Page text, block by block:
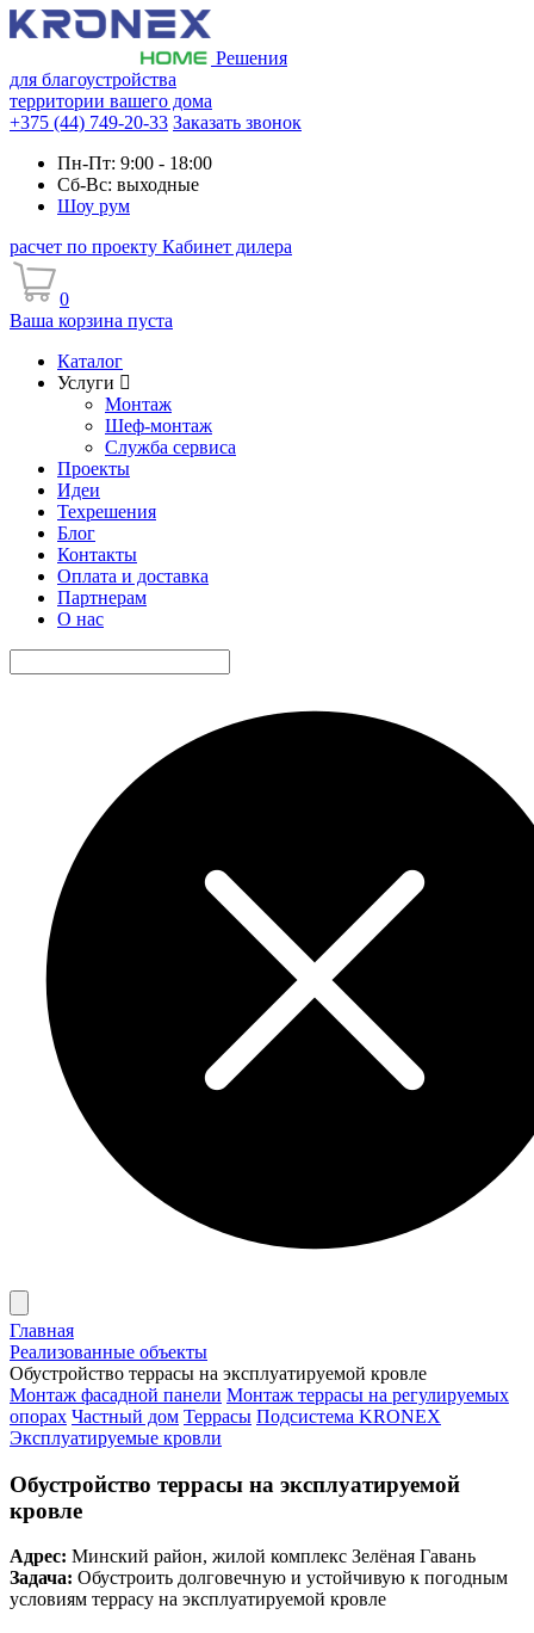
Решения
для благоустройства
территории вашего дома
+375 (44) 749-20-33 Заказать звонок
Пн-Пт: 9:00 - 18:00
Сб-Вс: выходные
Шоу рум
расчет по проекту Кабинет дилера
0
Ваша корзина пуста
Каталог
Услуги
Монтаж
Шеф-монтаж
Служба сервиса
Проекты
Идеи
Техрешения
Блог
Контакты
Оплата и доставка
Партнерам
О нас
Главная
Реализованные объекты
Обустройство террасы на эксплуатируемой кровле
Монтаж фасадной панели Монтаж террасы на регулируемых
опорах Частный дом Террасы Подсистема KRONEX
Эксплуатируемые кровли
Обустройство террасы на эксплуатируемой
кровле
Адрес: Минский район, жилой комплекс Зелёная Гавань
Задача: Обустроить долговечную и устойчивую к погодным
условиям террасу на эксплуатируемой кровле